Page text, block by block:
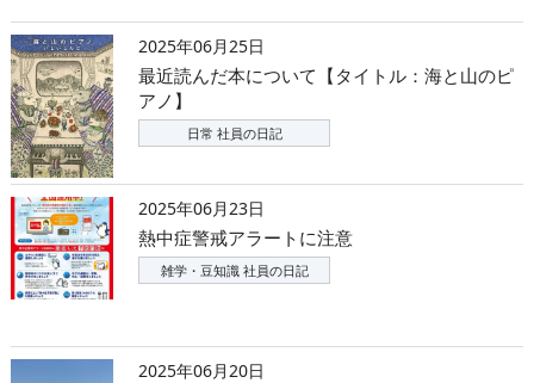
2025年06月25日
最近読んだ本について【タイトル：海と山のピ
アノ】
日常 社員の日記
2025年06月23日
熱中症警戒アラートに注意
雑学・豆知識 社員の日記
2025年06月20日